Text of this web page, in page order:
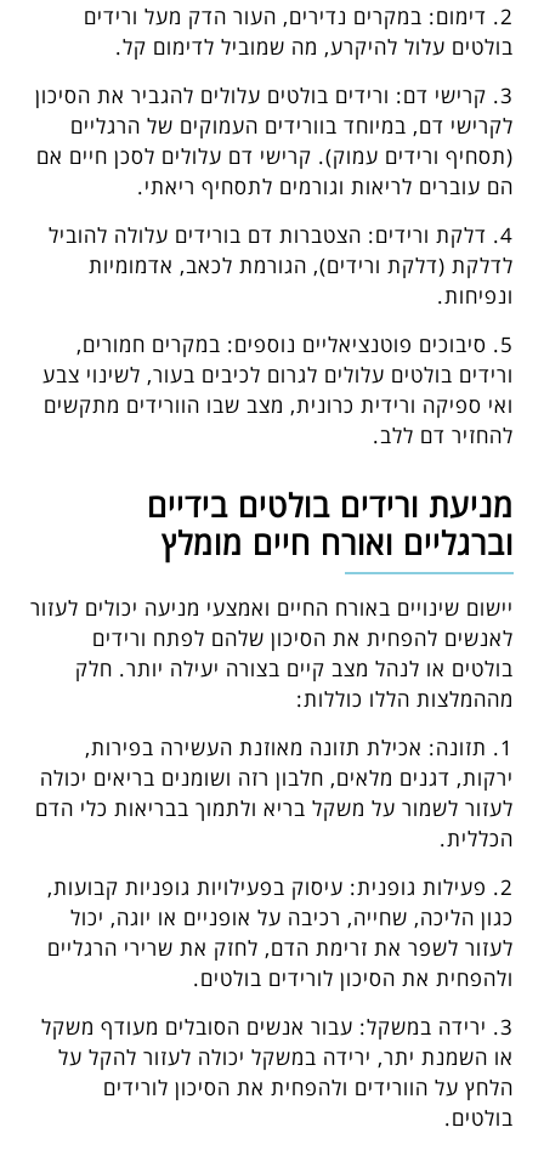
2. דימום: במקרים נדירים, העור הדק מעל ורידים
בולטים עלול להיקרע, מה שמוביל לדימום קל.
3. קרישי דם: ורידים בולטים עלולים להגביר את הסיכון
לקרישי דם, במיוחד בוורידים העמוקים של הרגליים
(תסחיף ורידים עמוק). קרישי דם עלולים לסכן חיים אם
הם עוברים לריאות וגורמים לתסחיף ריאתי.
4. דלקת ורידים: הצטברות דם בורידים עלולה להוביל
לדלקת (דלקת ורידים), הגורמת לכאב, אדמומיות
ונפיחות.
5. סיבוכים פוטנציאליים נוספים: במקרים חמורים,
ורידים בולטים עלולים לגרום לכיבים בעור, לשינוי צבע
ואי ספיקה ורידית כרונית, מצב שבו הוורידים מתקשים
להחזיר דם ללב.
מניעת ורידים בולטים בידיים
וברגליים ואורח חיים מומלץ
יישום שינויים באורח החיים ואמצעי מניעה יכולים לעזור
לאנשים להפחית את הסיכון שלהם לפתח ורידים
בולטים או לנהל מצב קיים בצורה יעילה יותר. חלק
מההמלצות הללו כוללות:
1. תזונה: אכילת תזונה מאוזנת העשירה בפירות,
ירקות, דגנים מלאים, חלבון רזה ושומנים בריאים יכולה
לעזור לשמור על משקל בריא ולתמוך בבריאות כלי הדם
הכללית.
2. פעילות גופנית: עיסוק בפעילויות גופניות קבועות,
כגון הליכה, שחייה, רכיבה על אופניים או יוגה, יכול
לעזור לשפר את זרימת הדם, לחזק את שרירי הרגליים
ולהפחית את הסיכון לורידים בולטים.
3. ירידה במשקל: עבור אנשים הסובלים מעודף משקל
או השמנת יתר, ירידה במשקל יכולה לעזור להקל על
הלחץ על הוורידים ולהפחית את הסיכון לורידים
בולטים.